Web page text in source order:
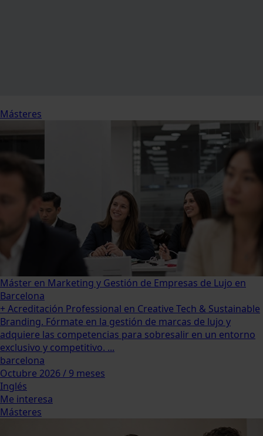
Másteres
Máster en Marketing y Gestión de Empresas de Lujo en
Barcelona
+ Acreditación Professional en Creative Tech & Sustainable
Branding. Fórmate en la gestión de marcas de lujo y
adquiere las competencias para sobresalir en un entorno
exclusivo y competitivo. ...
barcelona
Octubre 2026 / 9 meses
Inglés
Me interesa
Másteres